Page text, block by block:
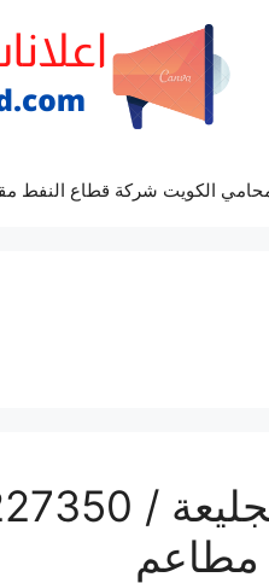
الكويت شركة قطاع النفط
مطاعم